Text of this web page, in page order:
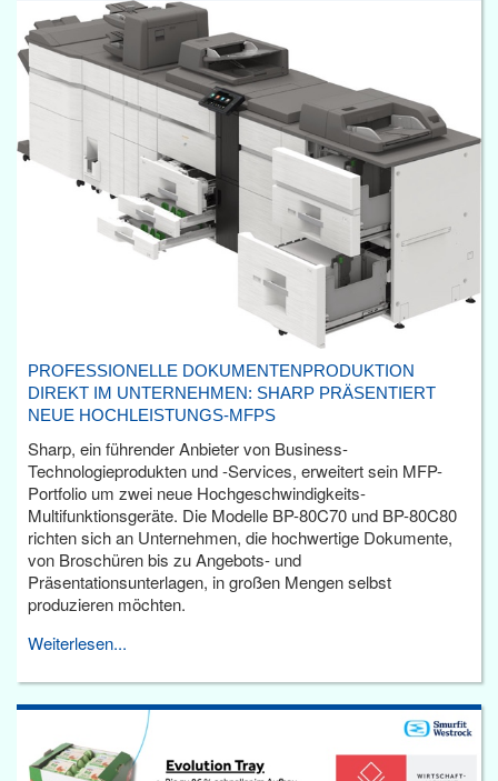
PROFESSIONELLE DOKUMENTENPRODUKTION
DIREKT IM UNTERNEHMEN: SHARP PRÄSENTIERT
NEUE HOCHLEISTUNGS-MFPS
Sharp, ein führender Anbieter von Business-
Technologieprodukten und -Services, erweitert sein MFP-
Portfolio um zwei neue Hochgeschwindigkeits-
Multifunktionsgeräte. Die Modelle BP-80C70 und BP-80C80
richten sich an Unternehmen, die hochwertige Dokumente,
von Broschüren bis zu Angebots- und
Präsentationsunterlagen, in großen Mengen selbst
produzieren möchten.
Weiterlesen...